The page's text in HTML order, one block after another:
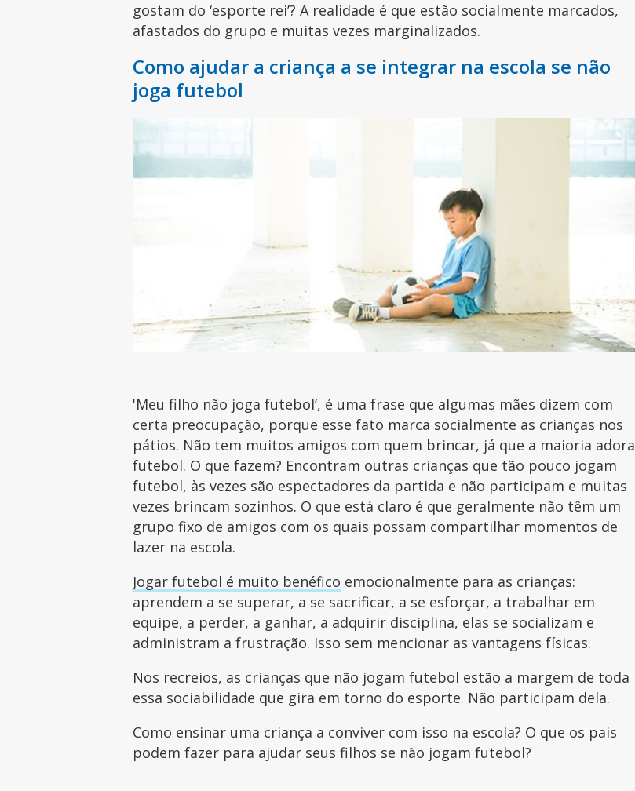
gostam do ‘esporte rei’? A realidade é que estão socialmente marcados,
afastados do grupo e muitas vezes marginalizados.
Como ajudar a criança a se integrar na escola se não
joga futebol
'Meu filho não joga futebol’, é uma frase que algumas mães dizem com
certa preocupação, porque esse fato marca socialmente as crianças nos
pátios. Não tem muitos amigos com quem brincar, já que a maioria adora
futebol. O que fazem? Encontram outras crianças que tão pouco jogam
futebol, às vezes são espectadores da partida e não participam e muitas
vezes brincam sozinhos. O que está claro é que geralmente não têm um
grupo fixo de amigos com os quais possam compartilhar momentos de
lazer na escola.
Jogar futebol é muito benéfico emocionalmente para as crianças:
aprendem a se superar, a se sacrificar, a se esforçar, a trabalhar em
equipe, a perder, a ganhar, a adquirir disciplina, elas se socializam e
administram a frustração. Isso sem mencionar as vantagens físicas.
Nos recreios, as crianças que não jogam futebol estão a margem de toda
essa sociabilidade que gira em torno do esporte. Não participam dela.
Como ensinar uma criança a conviver com isso na escola? O que os pais
podem fazer para ajudar seus filhos se não jogam futebol?